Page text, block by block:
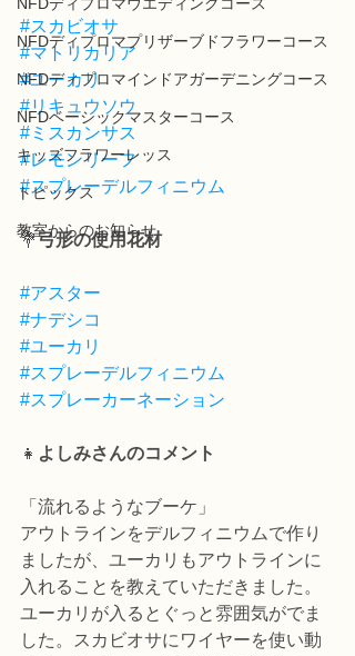
NFDディプロマプリザーブドフラワーコース
NFDディプロマインドアガーデニングコース
NFDベーシックマスターコース
キッズフラワーレッス
トピックス
教室からのお知らせ
#スカビオサ
#マトリカリア
#ユーカリ
#リキュウソウ
#ミスカンサス
#レモンリーフ
#スプレーデルフィニウム
💐弓形の使用花材
#アスター
#ナデシコ
#ユーカリ
#スプレーデルフィニウム
#スプレーカーネーション
👧 よしみさんのコメント
「流れるようなブーケ」
アウトラインをデルフィニウムで作り
ましたが、ユーカリもアウトラインに
入れることを教えていただきました。
ユーカリが入るとぐっと雰囲気がでま
した。スカビオサにワイヤーを使い動